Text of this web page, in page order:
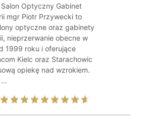
Optyczny Gabinet
mgr Piotr Przywecki to
optyczne oraz gabinety
nieprzerwanie obecne w
1999 roku i oferujące
Kielc oraz Starachowic
opiekę nad wzrokiem.